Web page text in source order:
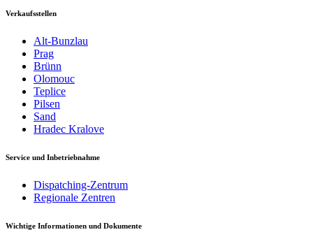
Verkaufsstellen
Alt-Bunzlau
Prag
Brünn
Olomouc
Teplice
Pilsen
Sand
Hradec Kralove
Service und Inbetriebnahme
Dispatching-Zentrum
Regionale Zentren
Wichtige Informationen und Dokumente